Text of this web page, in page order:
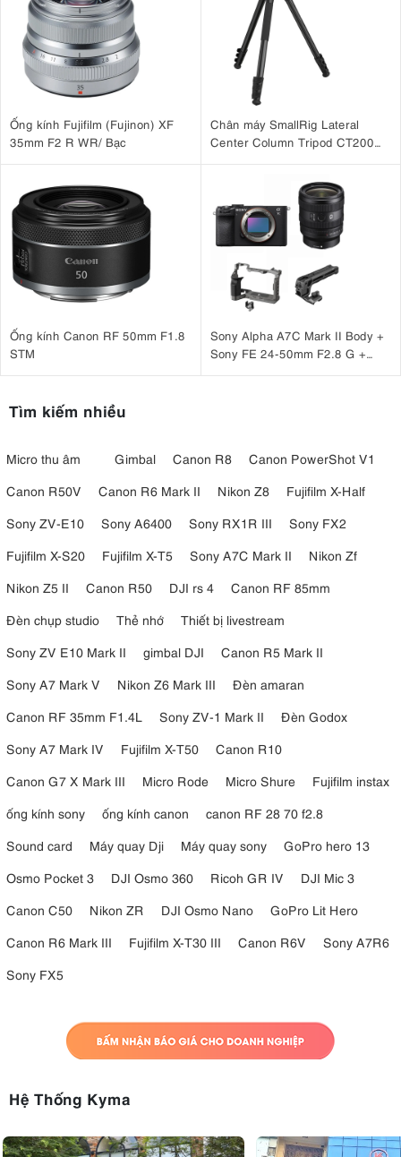
Ống kính Fujifilm (Fujinon) XF
35mm F2 R WR/ Bạc
Chân máy SmallRig Lateral
Center Column Tripod CT200
Ống kính Canon RF 50mm F1.8
STM
Sony Alpha A7C Mark II Body +
Sony FE 24-50mm F2.8 G +
Tìm kiếm nhiều
Micro thu âm Gimbal Canon R8
Canon PowerShot V1
Canon R50V
Canon R6 Mark II Nikon Z8
Fujifilm X-Half
Sony ZV-E10
Sony A6400 Sony RX1R III
Sony FX2
Fujifilm X-S20
Fujifilm X-T5 Sony A7C Mark II
Nikon Zf
Nikon Z5 II
Canon R50 DJI rs 4
Canon RF 85mm
Đèn chụp studio
Thẻ nhớ
Thiết bị livestream
Sony ZV E10 Mark II
gimbal DJI
Canon R5 Mark II
Sony A7 Mark V
Nikon Z6 Mark III
Đèn amaran
Canon RF 35mm F1.4L
Sony ZV-1 Mark II
Đèn Godox
Sony A7 Mark IV
Fujifilm X-T50
Canon R10
Canon G7 X Mark III
Micro Rode Micro Shure
Fujifilm instax
ống kính sony
ống kính canon
canon RF 28 70 f2.8
Sound card
Máy quay Dji Máy quay sony
GoPro hero 13
Osmo Pocket 3
DJI Osmo 360 Ricoh GR IV
DJI Mic 3
Canon C50
Nikon ZR DJI Osmo Nano
GoPro Lit Hero
Canon R6 Mark III
Fujifilm X-T30 III Canon R6V
Sony A7R6
Sony FX5
Hệ Thống Kyma